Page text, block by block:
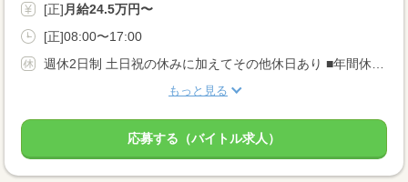
[正] 月給24.5万円〜
[正]08:00〜17:00
もっと見る
応募する（バイトル求人）